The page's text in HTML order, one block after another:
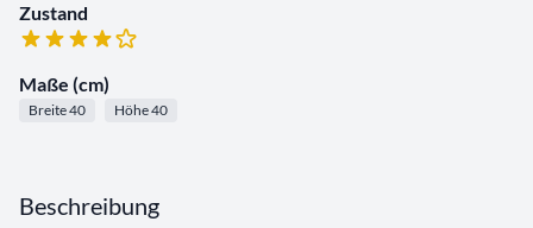
Zustand
Maße (cm)
Breite 40 Höhe 40
Beschreibung